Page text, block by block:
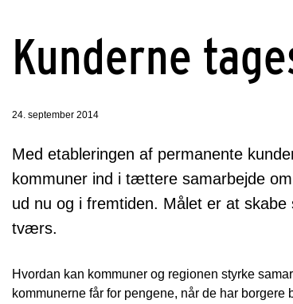
Kunderne
24. september 2014
Med etableringen af permanente
kommuner ind i tættere samarbejde
ud nu og i fremtiden. Målet er at
tværs.
Hvordan kan kommuner og regionen styrke
kommunerne får for pengene, når de har